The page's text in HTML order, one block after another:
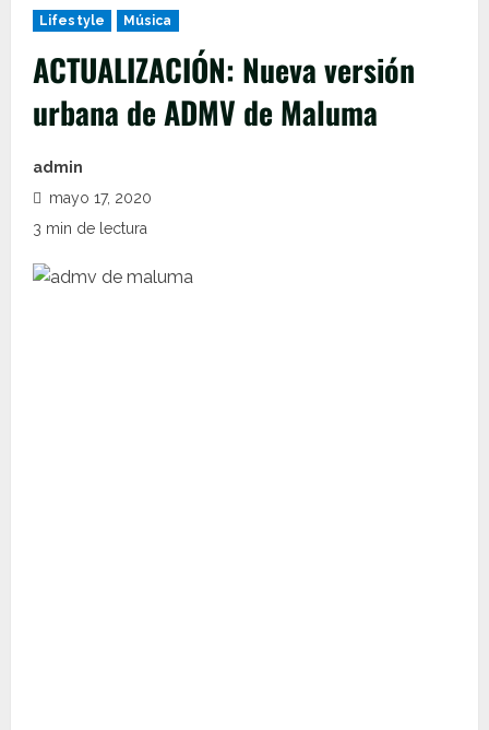
Lifestyle Música
ACTUALIZACIÓN: Nueva versión
urbana de ADMV de Maluma
admin
mayo 17, 2020
3 min de lectura